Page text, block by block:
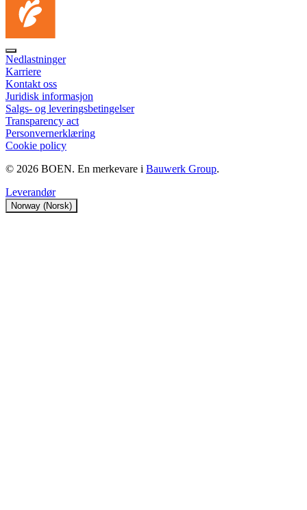
Nedlastninger
Karriere
Kontakt oss
Juridisk informasjon
Salgs‑ og leveringsbetingelser
Transparency act
Personvernerklæring
Cookie policy
© 2026 BOEN. En merkevare i Bauwerk Group.
Leverandør
Norway (Norsk)